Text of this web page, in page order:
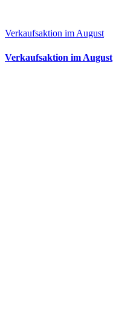
Verkaufsaktion im August
Verkaufsaktion im August